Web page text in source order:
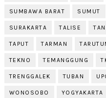
SUMBAWA BARAT SUMUT
SURAKARTA TALISE
TAPUT TARMAN
TEKNO TEMANGGUNG
TRENGGALEK TUBAN
WONOSOBO YOGYAKARTA